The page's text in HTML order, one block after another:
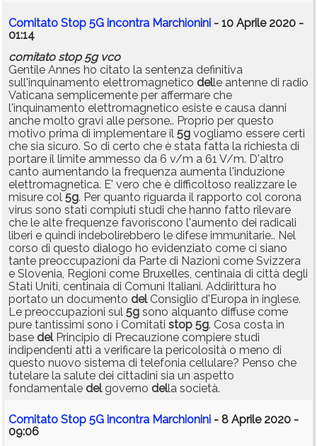
Comitato Stop 5G incontra Marchionini - 10 Aprile 2020 -
01:14
comitato stop 5g vco
Gentile Annes ho citato la sentenza definitiva
sull'inquinamento elettromagnetico delle antenne di radio
Vaticana semplicemente per affermare che
l'inquinamento elettromagnetico esiste e causa danni
anche molto gravi alle persone.. Proprio per questo
motivo prima di implementare il 5g vogliamo essere certi
che sia sicuro. So di certo che è stata fatta la richiesta di
portare il limite ammesso da 6 v/m a 61 V/m. D'altro
canto aumentando la frequenza aumenta l'induzione
elettromagnetica. E' vero che è difficoltoso realizzare le
misure col 5g. Per quanto riguarda il rapporto col corona
virus sono stati compiuti studi che hanno fatto rilevare
che le alte frequenze favoriscono l'aumento dei radicali
liberi e quindi indebolirebbero le difese immunitarie.. Nel
corso di questo dialogo ho evidenziato come ci siano
tante preoccupazioni da Parte di Nazioni come Svizzera
e Slovenia, Regioni come Bruxelles, centinaia di città degli
Stati Uniti, centinaia di Comuni Italiani. Addirittura ho
portato un documento delConsiglio d'Europa in inglese.
Le preoccupazioni sul 5g sono alquanto diffuse come
pure tantissimi sono i Comitati stop 5g. Cosa costa in
base delPrincipio di Precauzione compiere studi
indipendenti atti a verificare la pericolosità o meno di
questo nuovo sistema di telefonia cellulare? Penso che
tutelare la salute dei cittadini sia un aspetto
fondamentale delgoverno della società.
Comitato Stop 5G incontra Marchionini - 8 Aprile 2020 -
09:06